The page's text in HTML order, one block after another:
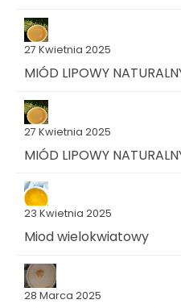
27 Kwietnia 2025
MIÓD LIPOWY
27 Kwietnia 2025
MIÓD LIPOWY
23 Kwietnia 2025
Miod wielokwiatowy
28 Marca 2025